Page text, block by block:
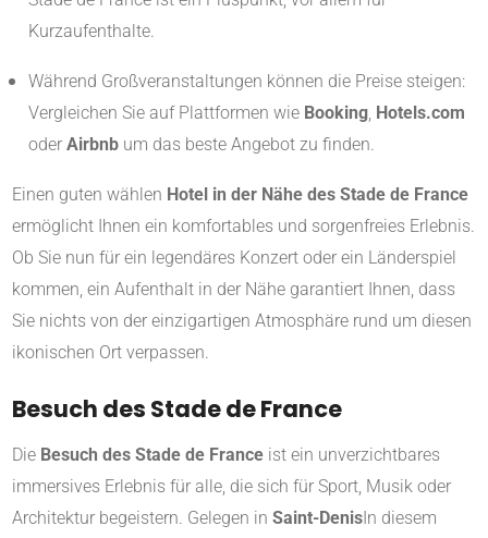
Kurzaufenthalte.
Während Großveranstaltungen können die Preise steigen:
Vergleichen Sie auf Plattformen wie Booking, Hotels.com
oder Airbnb um das beste Angebot zu finden.
Einen guten wählen Hotel in der Nähe des Stade de France
ermöglicht Ihnen ein komfortables und sorgenfreies Erlebnis.
Ob Sie nun für ein legendäres Konzert oder ein Länderspiel
kommen, ein Aufenthalt in der Nähe garantiert Ihnen, dass
Sie nichts von der einzigartigen Atmosphäre rund um diesen
ikonischen Ort verpassen.
Besuch des Stade de France
Die Besuch des Stade de France ist ein unverzichtbares
immersives Erlebnis für alle, die sich für Sport, Musik oder
Architektur begeistern. Gelegen in Saint-Denis In diesem